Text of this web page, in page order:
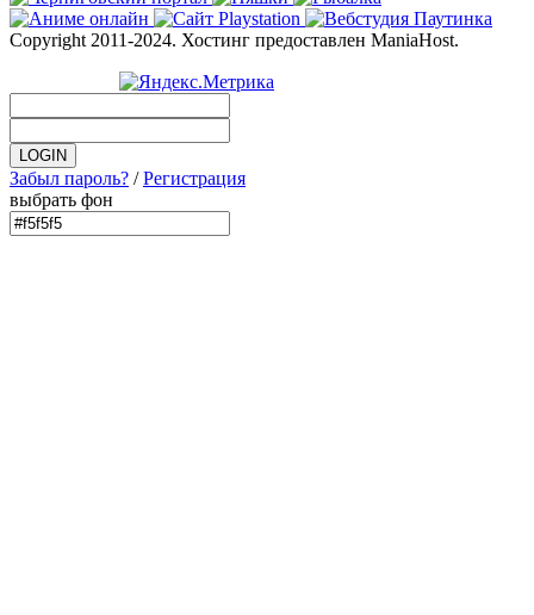
Copyright 2011-2024. Хостинг предоставлен ManiaHost.
Забыл пароль? /Регистрация
выбрать фон